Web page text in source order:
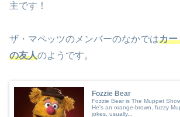
主です！
ザ・マペッツのメンバーのなかではカー
の友人のようです。
Fozzie Bear
Fozzie Bear is The Muppet
He's an orange-brown, fuzzy
jokes, usually...